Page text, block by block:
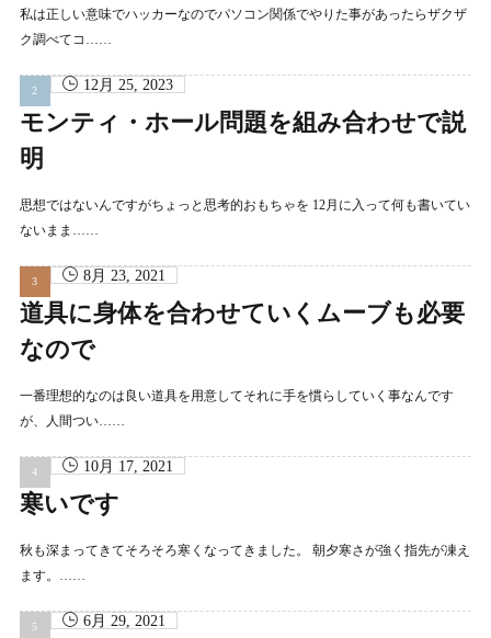
私は正しい意味でハッカーなのでパソコン関係でやりた事があったらザクザ
ク調べてコ……
12月 25, 2023
モンティ・ホール問題を組み合わせで説
明
思想ではないんですがちょっと思考的おもちゃを 12月に入って何も書いてい
ないまま……
8月 23, 2021
道具に身体を合わせていくムーブも必要
なので
一番理想的なのは良い道具を用意してそれに手を慣らしていく事なんです
が、人間つい……
10月 17, 2021
寒いです
秋も深まってきてそろそろ寒くなってきました。 朝夕寒さが強く指先が凍え
ます。……
6月 29, 2021